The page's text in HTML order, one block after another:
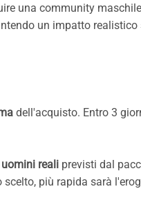
una community
un impatto
dell'acquisto. Entro 3
reali previsti dal
più rapida sarà